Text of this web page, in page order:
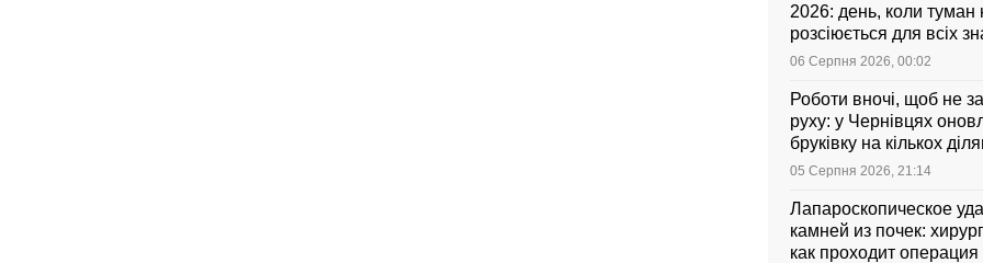
2026: день, коли туман
розсіюється для всіх
06 Серпня 2026, 00:02
Роботи вночі, щоб не
руху: у Чернівцях
бруківку на кількох
05 Серпня 2026, 21:14
Лапароскопическое
камней из почек:
как проходит операция